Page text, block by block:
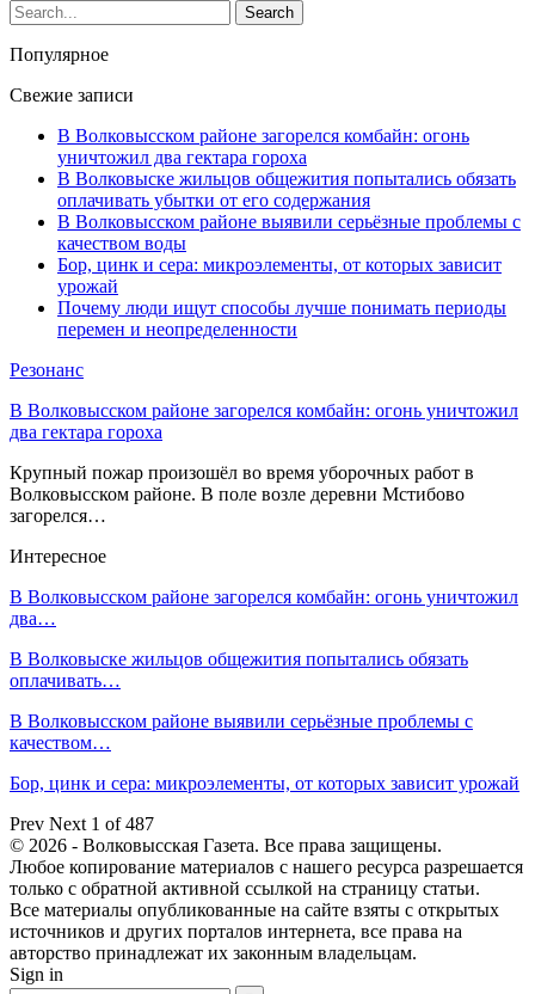
Популярное
Свежие записи
В Волковысском районе загорелся комбайн: огонь
уничтожил два гектара гороха
В Волковыске жильцов общежития попытались обязать
оплачивать убытки от его содержания
В Волковысском районе выявили серьёзные проблемы с
качеством воды
Бор, цинк и сера: микроэлементы, от которых зависит
урожай
Почему люди ищут способы лучше понимать периоды
перемен и неопределенности
Резонанс
В Волковысском районе загорелся комбайн: огонь уничтожил
два гектара гороха
Крупный пожар произошёл во время уборочных работ в
Волковысском районе. В поле возле деревни Мстибово
загорелся…
Интересное
В Волковысском районе загорелся комбайн: огонь уничтожил
два…
В Волковыске жильцов общежития попытались обязать
оплачивать…
В Волковысском районе выявили серьёзные проблемы с
качеством…
Бор, цинк и сера: микроэлементы, от которых зависит урожай
Prev Next 1 of 487
© 2026 - Волковысская Газета. Все права защищены.
Любое копирование материалов с нашего ресурса разрешается
только с обратной активной ссылкой на страницу статьи.
Все материалы опубликованные на сайте взяты с открытых
источников и других порталов интернета, все права на
авторство принадлежат их законным владельцам.
Sign in